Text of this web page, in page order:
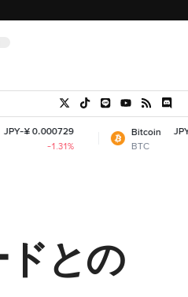
Bitcoin
BTC
JPY-¥
との